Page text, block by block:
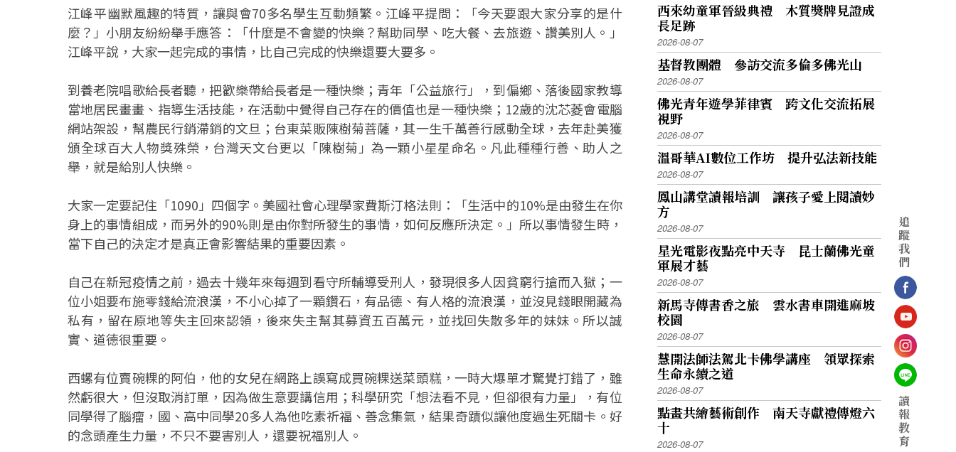
江峰平幽默風趣的特質，讓與會70多名學生互動頻繁。江峰平提問：「今天要跟大家分享的是什
麼？」小朋友紛紛舉手應答：「什麼是不會變的快樂？幫助同學、吃大餐、去旅遊、讚美別人。」
江峰平說，大家一起完成的事情，比自己完成的快樂還要大要多。
到養老院唱歌給長者聽，把歡樂帶給長者是一種快樂；青年「公益旅行」，到偏鄉、落後國家教導
當地居民畫畫、指導生活技能，在活動中覺得自己存在的價值也是一種快樂；12歲的沈芯菱會電腦
網站架設，幫農民行銷滯銷的文旦；台東菜販陳樹菊菩薩，其一生千萬善行感動全球，去年赴美獲
頒全球百大人物獎殊榮，台灣天文台更以「陳樹菊」為一顆小星星命名。凡此種種行善、助人之
舉，就是給別人快樂。
大家一定要記住「1090」四個字。美國社會心理學家費斯汀格法則：「生活中的10%是由發生在你
身上的事情組成，而另外的90%則是由你對所發生的事情，如何反應所決定。」所以事情發生時，
當下自己的決定才是真正會影響結果的重要因素。
自己在新冠疫情之前，過去十幾年來每週到看守所輔導受刑人，發現很多人因貧窮行搶而入獄；一
位小姐要布施零錢給流浪漢，不小心掉了一顆鑽石，有品德、有人格的流浪漢，並沒見錢眼開藏為
私有，留在原地等失主回來認領，後來失主幫其募資五百萬元，並找回失散多年的妹妹。所以誠
實、道德很重要。
西螺有位賣碗粿的阿伯，他的女兒在網路上誤寫成買碗粿送菜頭糕，一時大爆單才驚覺打錯了，雖
然虧很大，但沒取消訂單，因為做生意要講信用；科學研究「想法看不見，但卻很有力量」，有位
同學得了腦瘤，國、高中同學20多人為他吃素祈福、善念集氣，結果奇蹟似讓他度過生死關卡。好
的念頭產生力量，不只不要害別人，還要祝福別人。
西來幼童軍晉級典禮 木質獎牌見證成
長足跡
2026-08-07
基督教團體 參訪交流多倫多佛光山
2026-08-07
佛光青年遊學菲律賓 跨文化交流拓展
視野
2026-08-07
溫哥華AI數位工作坊 提升弘法新技能
2026-08-07
鳳山講堂讀報培訓 讓孩子愛上閱讀妙
方
2026-08-07
星光電影夜點亮中天寺 昆士蘭佛光童
軍展才藝
2026-08-07
新馬寺傳書香之旅 雲水書車開進麻坡
校園
2026-08-07
慧開法師法駕北卡佛學講座 領眾探索
生命永續之道
2026-08-07
點畫共繪藝術創作 南天寺獻禮傳燈六
十
2026-08-07
追
蹤
我
們
讀
報
教
育